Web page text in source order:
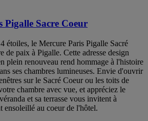
Pigalle Sacre Coeur
étoiles, le Mercure Paris Pigalle Sacré
de paix à Pigalle. Cette adresse design
plein renouveau rend hommage à l'histoire
ses chambres lumineuses. Envie d'ouvrir
sur le Sacré Coeur ou les toits de
chambre avec vue, et appréciez le
et sa terrasse vous invitent à
ensoleillé au coeur de l'hôtel.